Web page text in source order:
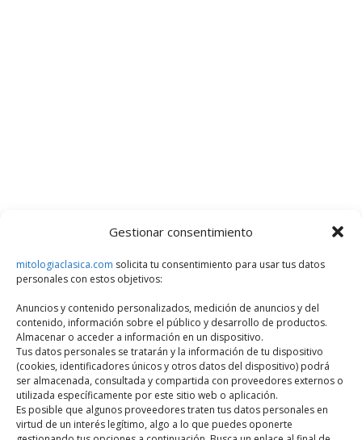
Gestionar consentimiento
mitologiaclasica.com solicita tu consentimiento para usar tus datos
personales con estos objetivos:
Anuncios y contenido personalizados, medición de anuncios y del
contenido, información sobre el público y desarrollo de productos.
Almacenar o acceder a información en un dispositivo.
Tus datos personales se tratarán y la información de tu dispositivo
(cookies, identificadores únicos y otros datos del dispositivo) podrá
ser almacenada, consultada y compartida con proveedores externos o
utilizada específicamente por este sitio web o aplicación.
Es posible que algunos proveedores traten tus datos personales en
virtud de un interés legítimo, algo a lo que puedes oponerte